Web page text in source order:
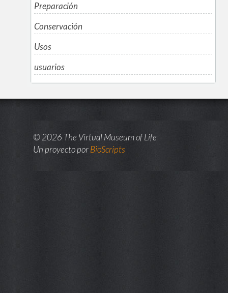
Preparación
Conservación
Usos
usuarios
© 2026 The Virtual Museum of Life
Un proyecto porBioScripts